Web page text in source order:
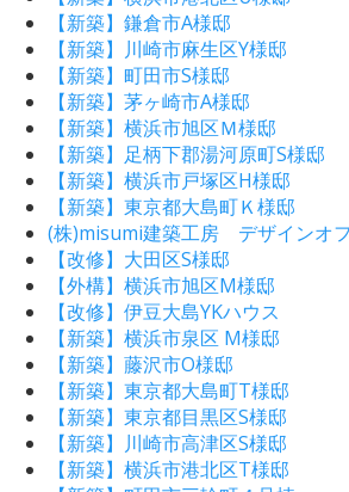
【新築】鎌倉市A様邸
【新築】川崎市麻生区Y様邸
【新築】町田市S様邸
【新築】茅ヶ崎市A様邸
【新築】横浜市旭区Ｍ様邸
【新築】足柄下郡湯河原町S様邸
【新築】横浜市戸塚区H様邸
【新築】東京都大島町Ｋ様邸
(株)misumi建築工房 デザインオ
【改修】大田区S様邸
【外構】横浜市旭区M様邸
【改修】伊豆大島YKハウス
【新築】横浜市泉区 M様邸
【新築】藤沢市O様邸
【新築】東京都大島町T様邸
【新築】東京都目黒区S様邸
【新築】川崎市高津区S様邸
【新築】横浜市港北区T様邸